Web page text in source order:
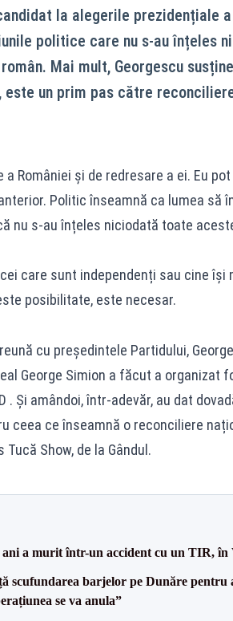
la alegerile prezidențiale a
politice care nu s-au înțeles
Mai mult, Georgescu
este un prim pas către
României și de redresare a ei. Eu pot
Politic înseamnă ca lumea să
nu s-au înțeles niciodată toate
care sunt independenți sau cine își
posibilitate, este necesar.
cu președintele Partidului,
George Simion a făcut a organizat
Și amândoi, într-adevăr, au dat
ceea ce înseamnă o reconciliere
Show, de la Gândul.
a murit într-un accident cu un TIR, în
scufundarea barjelor pe Dunăre pentru
se va anula”